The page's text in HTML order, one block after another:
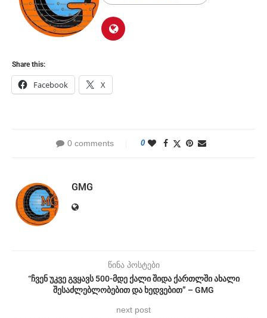
Share this:
Facebook X
0 comments 0
GMG
წინა პოსტები
“ჩვენ უკვე გვყავს 500-მდე ქალი შიდა ქართლში ახალი
შესაძლებლობებით და ხედვებით” – GMG
next post